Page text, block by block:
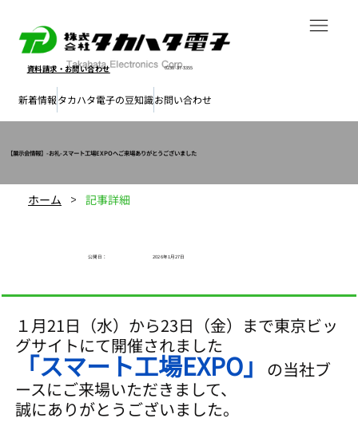
資料請求・ お問い合わせ 0238-37-3355
新着情報タカハタ電子の豆知識お問い合わせ
【展示会情報】-お礼-スマート工場EXPOへご来場ありがとうございました
ホーム > 記事詳細
公開日​： 2026年1月27日
１月21日（水）から23日（金）まで東京ビッ
グサイトにて開催されました
「スマート工場EXPO」
の当社ブ
ースにご来場いただきまして、
誠にありがとうございました。